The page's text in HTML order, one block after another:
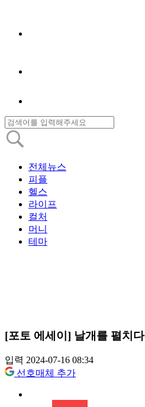
전체뉴스
피플
헬스
라이프
컬처
머니
테마
[포토 에세이] 날개를 펼치다
입력 2024-07-16 08:34
선호매체 추가